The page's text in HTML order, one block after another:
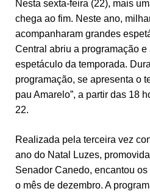
Nesta sexta-feira (22), mais
chega ao fim. Neste ano,
acompanharam grandes
Central abriu a programação
espetáculo da temporada.
programação, se apresenta o
pau Amarelo”, a partir das 18
22.
Realizada pela terceira vez
ano do Natal Luzes,
Senador Canedo, encantou
o mês de dezembro. A